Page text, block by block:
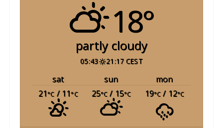
18°
partly cloudy
05:43 21:17 CEST
sat sun
mon
21°C / 11°C 25°C / 15°C 19°C / 12°C